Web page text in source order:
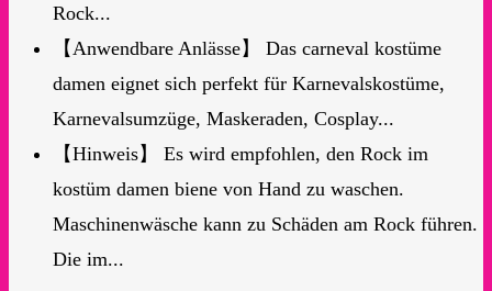
Rock...
【Anwendbare Anlässe】 Das carneval kostüme
damen eignet sich perfekt für Karnevalskostüme,
Karnevalsumzüge, Maskeraden, Cosplay...
【Hinweis】 Es wird empfohlen, den Rock im
kostüm damen biene von Hand zu waschen.
Maschinenwäsche kann zu Schäden am Rock führen.
Die im...